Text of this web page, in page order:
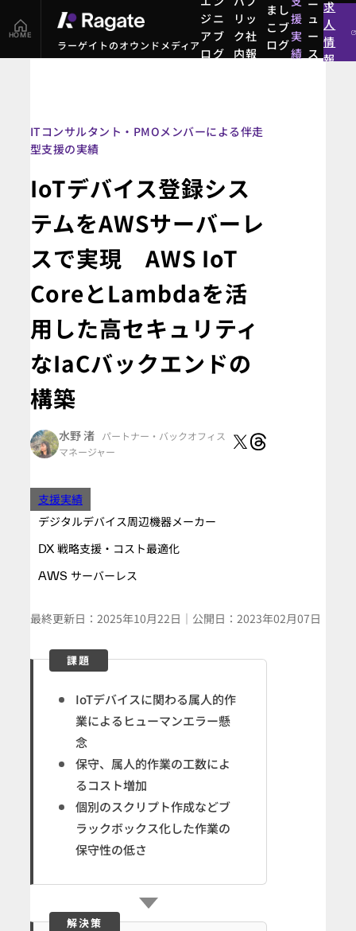
HOME
ラーゲイトのオウンドメディア
ジニ
アブ
ログ
リッ
ク社
内報
内報
まし
こブ
ログ
まし
援
実
績
ュ
ー
ス
求
人
情
報
ITコンサルタント・PMOメンバーによる伴走
型支援の実績
IoTデバイス登録シス
テムをAWSサーバーレ
スで実現 AWS IoT
CoreとLambdaを活
用した高セキュリティ
なIaCバックエンドの
構築
水野 渚 パートナー ・バックオフィス
マネージャー
支援実績
デジタルデバイス周辺機器メーカー
DX 戦略支援・コスト最適化
AWS サーバーレス
最終更新日： 2025年10月22日 ｜ 公開日： 2023年02月07日
課題
IoTデバイスに関わる属人的作
業によるヒューマンエラー懸
念
保守、属人的作業の工数によ
るコスト増加
個別のスクリプト作成などブ
ラックボックス化した作業の
保守性の低さ
解決策